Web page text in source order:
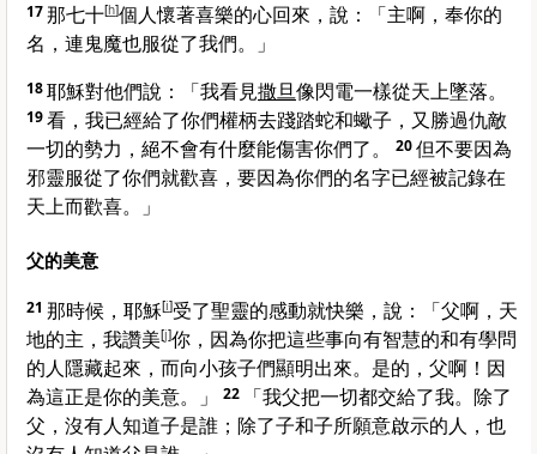
17那七十[h]個人懷著喜樂的心回來，說：「主啊，奉你的
名，連鬼魔也服從了我們。」
18耶穌對他們說： 「我看見撒旦像閃電一樣從天上墜落。
19看，我已經給了你們權柄去踐踏蛇和蠍子，又勝過仇敵
一切的勢力，絕不會有什麼能傷害你們了。
20但不要因為
邪靈服從了你們就歡喜，要因為你們的名字已經被記錄在
天上而歡喜。」
父的美意
21 那時候，耶穌[i]受了聖靈的感動就快樂，說：
「父啊，天
地的主，我讚美[j]你，因為你把這些事向有智慧的和有學問
的人隱藏起來，而向小孩子們顯明出來。是的，父啊！因
為這正是你的美意。」
22
「我父把一切都交給了我。除了
父，沒有人知道子是誰；除了子和子所願意啟示的人，也